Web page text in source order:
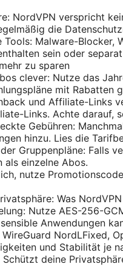
NordVPN verspricht
die
Tools: Malware-Blocker,
sein oder
zu sparen
clever: Nutze das
mit Rabatten
und Affiliate-Links
Links. Achte darauf,
Gebühren:
hinzu. Lies die
Gruppenpläne: Falls
als einzelne Abos.
nutze
Was
Nutze AES-256-
Anwendungen
NordLFixed,
und Stabilität je
Schützt deine